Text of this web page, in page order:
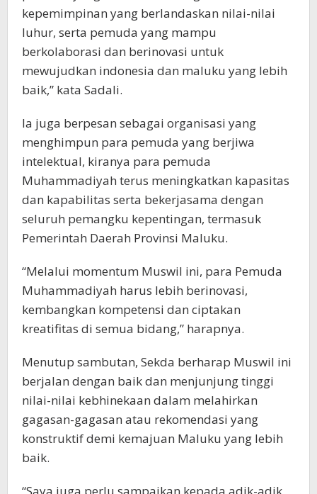
kepemimpinan yang berlandaskan nilai-nilai
luhur, serta pemuda yang mampu
berkolaborasi dan berinovasi untuk
mewujudkan indonesia dan maluku yang lebih
baik,” kata Sadali.
Ia juga berpesan sebagai organisasi yang
menghimpun para pemuda yang berjiwa
intelektual, kiranya para pemuda
Muhammadiyah terus meningkatkan kapasitas
dan kapabilitas serta bekerjasama dengan
seluruh pemangku kepentingan, termasuk
Pemerintah Daerah Provinsi Maluku.
“Melalui momentum Muswil ini, para Pemuda
Muhammadiyah harus lebih berinovasi,
kembangkan kompetensi dan ciptakan
kreatifitas di semua bidang,” harapnya.
Menutup sambutan, Sekda berharap Muswil ini
berjalan dengan baik dan menjunjung tinggi
nilai-nilai kebhinekaan dalam melahirkan
gagasan-gagasan atau rekomendasi yang
konstruktif demi kemajuan Maluku yang lebih
baik.